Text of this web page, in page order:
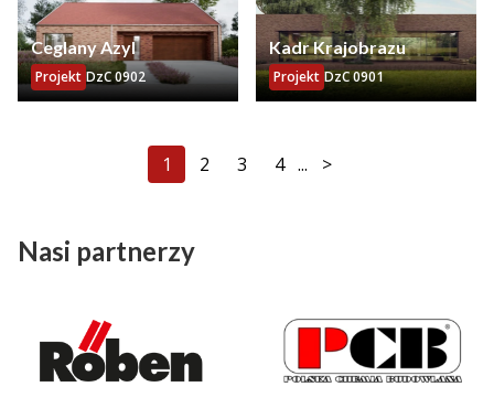
Ceglany Azyl
Projekt DzC 0902
Kadr Krajobrazu
Projekt DzC 0901
1 2 3 4 ... >
Nasi partnerzy